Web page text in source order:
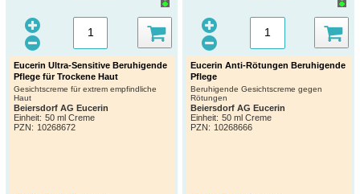
Eucerin Ultra-Sensitive Beruhigende
Pflege für Trockene Haut
Gesichtscreme für extrem empfindliche
Haut
Beiersdorf AG Eucerin
Einheit: 50 ml Creme
PZN: 10268672
Eucerin Anti-Rötungen Beruhigende
Pflege
Beruhigende Gesichtscreme gegen
Rötungen
Beiersdorf AG Eucerin
Einheit: 50 ml Creme
PZN: 10268666